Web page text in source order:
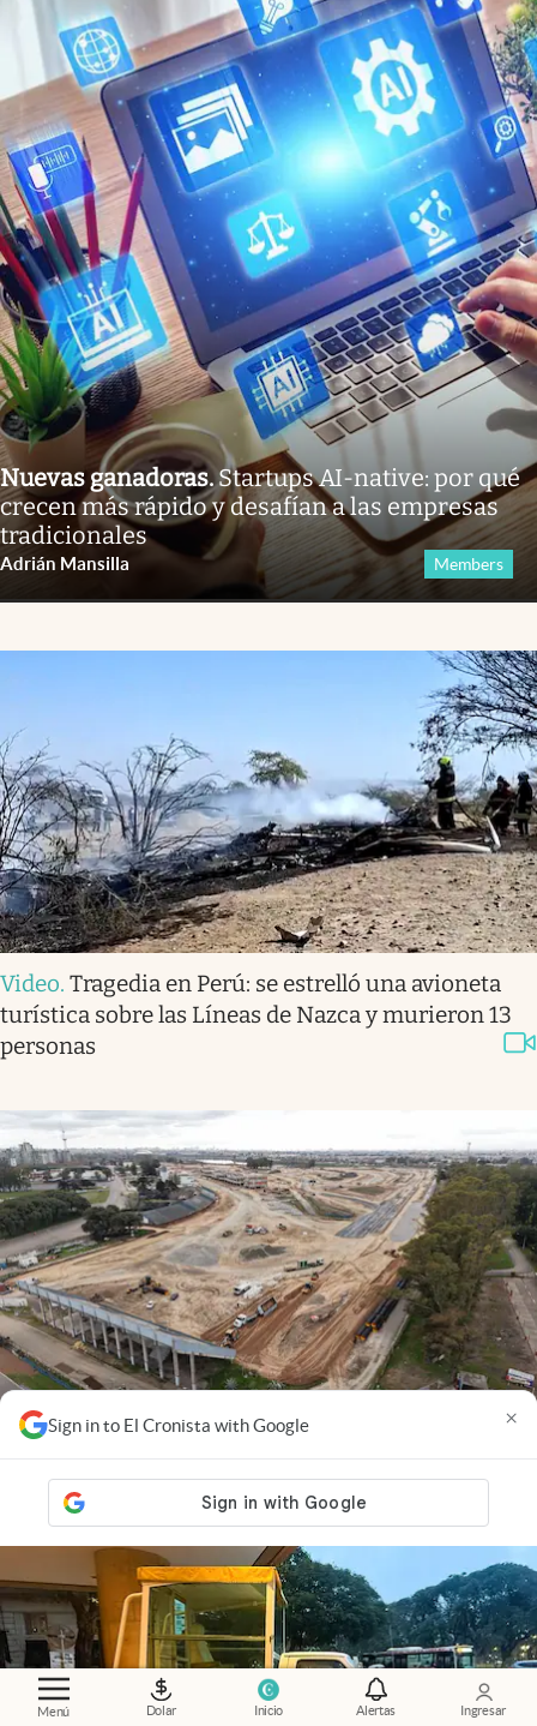
Menú Dolar Inicio Alertas Ingresar
Sign in to El Cronista with Google ×
Nuevas ganadoras.Startups AI-native: por qué
crecen más rápido y desafían a las empresas
tradicionales
Adrián Mansilla Members
Video. Tragedia en Perú: se estrelló una avioneta
turística sobre las Líneas de Nazca y murieron 13
personas
Cambios
La megaobra que cambia el Autódromo y
busca traer la Fórmula 1 de vuelta a la Argentina